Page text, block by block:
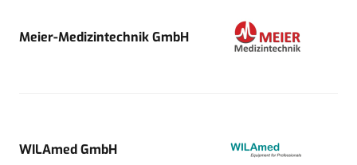
Meier-Medizintechnik GmbH
WILAmed GmbH